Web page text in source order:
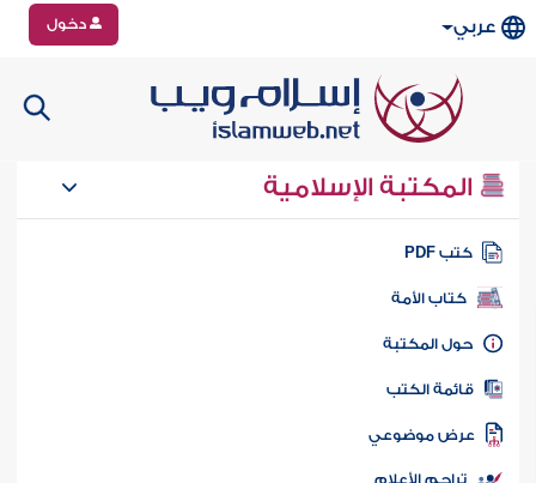
عربي دخول
المكتبة الإسلامية
كتب PDF
كتاب الأمة
المكتبة
الكتب